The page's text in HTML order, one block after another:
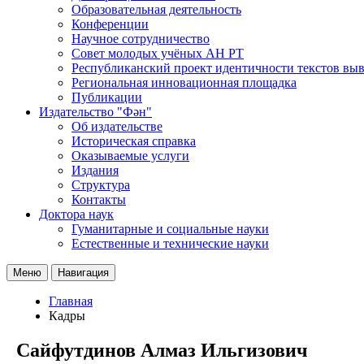
Образовательная деятельность
Конференции
Научное сотрудничество
Совет молодых учёных АН РТ
Республиканский проект идентичности текстов
Региональная инновационная площадка
Публикации
Издательство "Фән"
Об издательстве
Историческая справка
Оказываемые услуги
Издания
Структура
Контакты
Доктора наук
Гуманитарные и социальные науки
Естественные и технические науки
Меню Навигация
Главная
Кадры
Сайфутдинов Алмаз Ильгизович